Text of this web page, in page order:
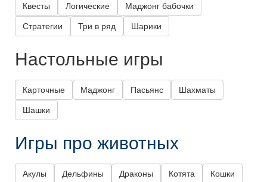
Квесты Логические Маджонг бабочки
Стратегии Три в ряд Шарики
Настольные игры
Карточные Маджонг Пасьянс Шахматы
Шашки
Игры про животных
Акулы Дельфины Драконы Котята Кошки